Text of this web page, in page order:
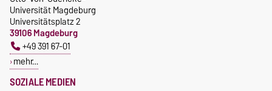
SOZIALE MEDIEN
Universität Magdeburg
Universitätsplatz 2
39106 Magdeburg
+49 391 67-01
mehr…